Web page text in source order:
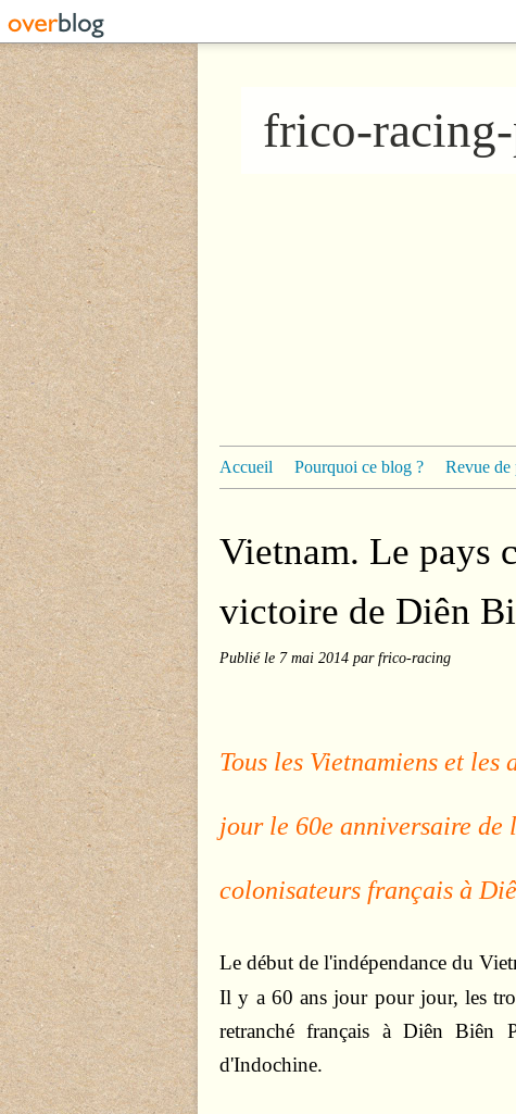
frico-
Accueil Pourquoi ce blog ? Revue de
Vietnam. Le pays
victoire de Diên
Publié le 7 mai 2014 par frico-racing
Tous les Vietnamiens et
jour le 60e anniversaire de
colonisateurs français à
Le début de l'indépendance du
Il y a 60 ans jour pour jour, les
retranché français à Diên Biên
d'Indochine.